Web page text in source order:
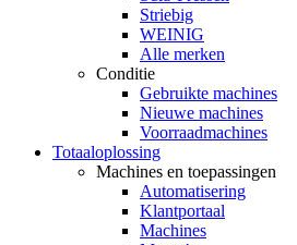
Striebig
WEINIG
Alle merken
Conditie
Gebruikte machines
Nieuwe machines
Voorraadmachines
Totaaloplossing
Machines en toepassingen
Automatisering
Klantportaal
Machines